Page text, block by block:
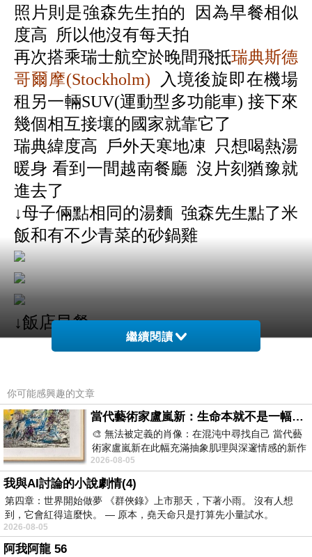
照片則是強森先生拍的 因為早餐相似
度高 所以他沒有每天拍
再次搭乘瑞士航空於晚間飛抵瑞典斯德
哥爾摩(Stockholm) 入境後旋即在機場
租另一輛SUV(運動型多功能車) 接下來
幾個相互接壤的國家就靠它了
瑞典緯度高 戶外天寒地凍 只想喝熱湯
暖身 看到一間越南餐廳 沒片刻猶豫就
進去了
↓母子倆點相同的湯麵 強森先生點了米
飯和有不少青菜的砂鍋雞
↓飯店早餐
繼續閱讀
你可能感興趣的文章
當代藝術家盧嵐新：生命本就不是一幅能被定義的肖像，在混亂與交疊中拼湊完整的靈魂
🎨 無法被定義的肖像：在混沌中尋找自己 當代藝
術家盧嵐新在此幅充滿抽象肌理與深邃情感的新作
中，以灰白為基底，交織著塗抹、刮擦與
2026-08-05
我與AI討論的小說劇情(4)
第四章：世界開始做夢 《群俠錄》上市那天，下著小雨。 沒有人想
到，它會紅得這麼快。 — 原本，堯天命只是打算先小量試水。
2026-08-05
阿我阿龍 56